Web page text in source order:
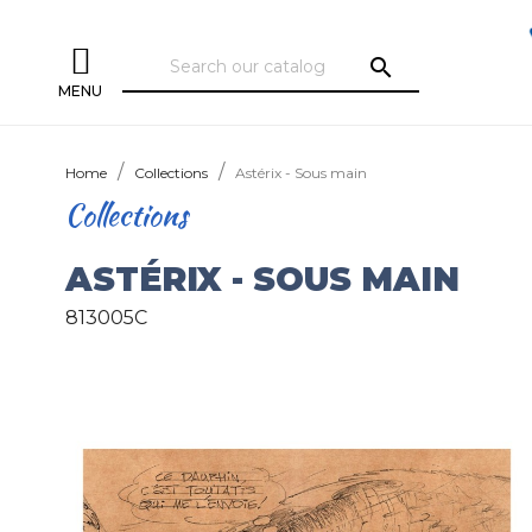
MENU
search
Home Collections Astérix - Sous main
Collections
ASTÉRIX - SOUS MAIN
813005C